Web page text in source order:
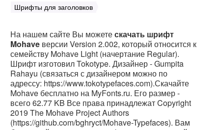
Шрифты для заголовков
На нашем сайте Вы можетескачать шрифт
Mohave версии Version 2.002, который относится к
семейству Mohave Light (начертание Regular).
Шрифт изготовил Tokotype. Дизайнер - Gumpita
Rahayu (связаться с дизайнером можно по
адрессу: https://www.tokotypefaces.com).Скачайте
Mohave бесплатно на MyFonts.ru. Его размер -
всего 62.77 KB Все права принадлежат Copyright
2019 The Mohave Project Authors
(https://github.com/bghryct/Mohave-Typefaces). Вам